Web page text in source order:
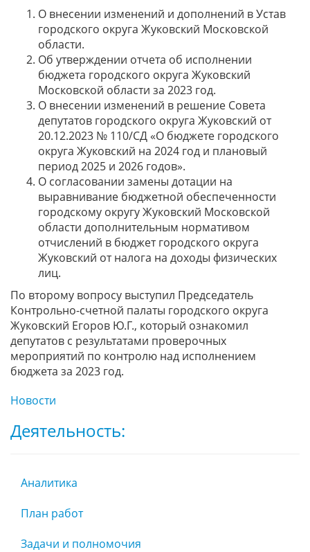
О внесении изменений и дополнений в Устав
городского округа Жуковский Московской
области.
Об утверждении отчета об исполнении
бюджета городского округа Жуковский
Московской области за 2023 год.
О внесении изменений в решение Совета
депутатов городского округа Жуковский от
20.12.2023 № 110/СД «О бюджете городского
округа Жуковский на 2024 год и плановый
период 2025 и 2026 годов».
О согласовании замены дотации на
выравнивание бюджетной обеспеченности
городскому округу Жуковский Московской
области дополнительным нормативом
отчислений в бюджет городского округа
Жуковский от налога на доходы физических
лиц.
По второму вопросу выступил Председатель
Контрольно-счетной палаты городского округа
Жуковский Егоров Ю.Г., который ознакомил
депутатов с результатами проверочных
мероприятий по контролю над исполнением
бюджета за 2023 год.
Новости
Деятельность:
Аналитика
План работ
Задачи и полномочия